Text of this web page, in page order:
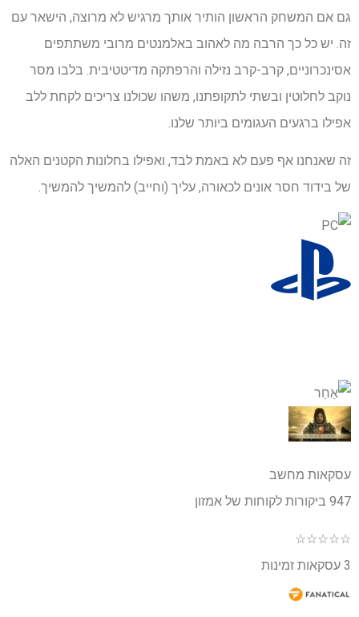
גם אם המשחק הראשון הותיר אותך מרגיש לא מרוצה, הישאר עם
זה. יש כל כך הרבה מה לאהוב באלמנטים מרובי משתתפים
אסינכרוניים, קרב-קרב נזילה והרפתקה מדיטטיבית. בלבו מסר
נוקב לחלוטין ובשתי לתקופתנו, משהו שכולנו צריכים לקחת ללב
אפילו ברגעים העגומים ביותר שלנו.
זה שאנחנו אף פעם לא באמת לבד, ואפילו בחלונות הקטנים האלה
של בידוד חסר אונים לכאורה, עליך (וחייב) להמשיך להמשיך.
עסקאות מחשב
947 ביקורות לקוחות של אמזון
☆
☆
☆
☆
☆
3 עסקאות זמינות